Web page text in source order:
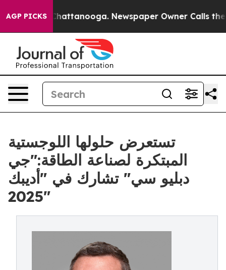
AGP PICKS
in Chattanooga. Newspaper Owner Calls the
تستعرض حلولها اللوجستية
المبتكرة لصناعة الطاقة:"جي
دبليو سي" تشارك في "أديبك
2025"